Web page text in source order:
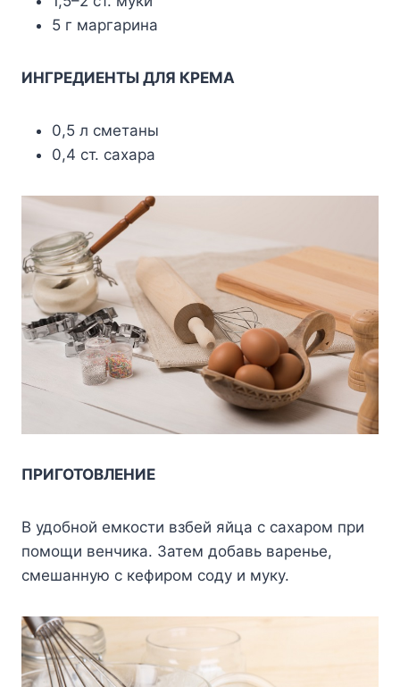
5 г маргарина
ИНГРЕДИЕНТЫ ДЛЯ КРЕМА
0,5 л сметаны
0,4 ст. сахара
ПРИГОТОВЛЕНИЕ
В удобной емкости взбей яйца с сахаром при
помощи венчика. Затем добавь варенье,
смешанную с кефиром соду и муку.